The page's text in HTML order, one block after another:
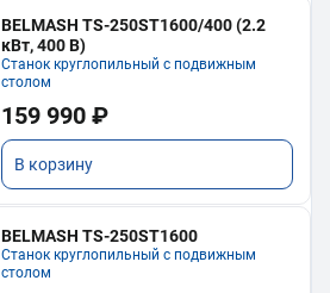
BELMASH TS-250ST1600/400 (2.2
кВт, 400 В)
Станок круглопильный с подвижным
столом
159 990 ₽
В корзину
BELMASH TS-250ST1600
Станок круглопильный с подвижным
столом